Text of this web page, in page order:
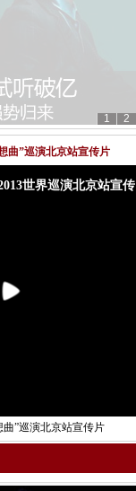
1 2
曲”巡演北京站宣传片
世界巡演北京站宣传
”巡演北京站宣传片